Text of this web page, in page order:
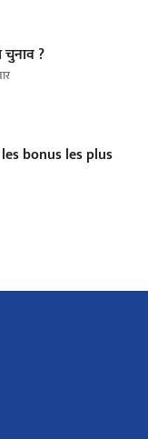
चुनाव ?
bonus les plus